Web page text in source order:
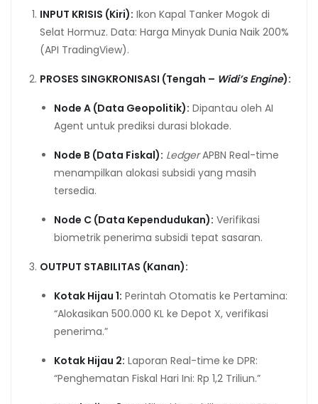
INPUT KRISIS (Kiri): Ikon Kapal Tanker Mogok di
Selat Hormuz. Data: Harga Minyak Dunia Naik 200%
(API TradingView).
PROSES SINGKRONISASI (Tengah – Widi’s Engine):
Node A (Data Geopolitik): Dipantau oleh AI
Agent untuk prediksi durasi blokade.
Node B (Data Fiskal): LedgerAPBN Real-time
menampilkan alokasi subsidi yang masih
tersedia.
Node C (Data Kependudukan): Verifikasi
biometrik penerima subsidi tepat sasaran.
OUTPUT STABILITAS (Kanan):
Kotak Hijau 1: Perintah Otomatis ke Pertamina:
“Alokasikan 500.000 KL ke Depot X, verifikasi
penerima.”
Kotak Hijau 2: Laporan Real-time ke DPR:
“Penghematan Fiskal Hari Ini: Rp 1,2 Triliun.”